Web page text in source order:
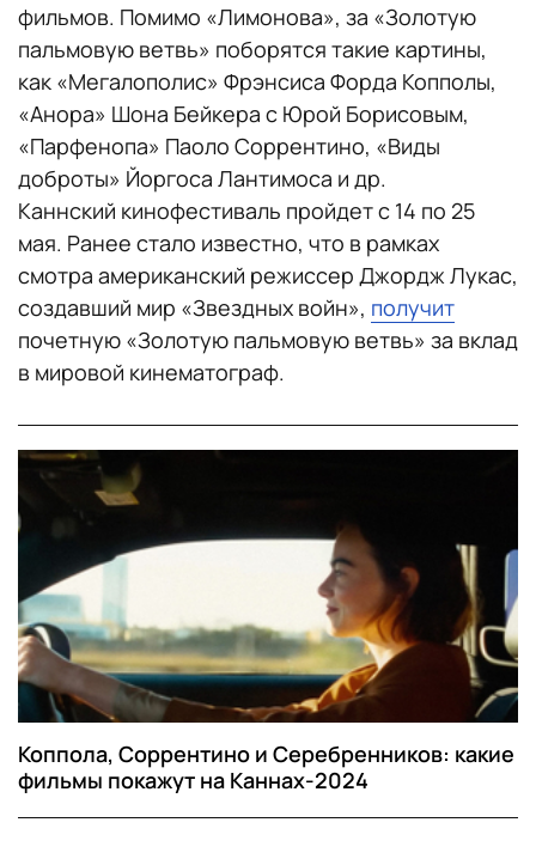
фильмов. Помимо «Лимонова», за «Золотую
пальмовую ветвь» поборятся такие картины,
как «Мегалополис» Фрэнсиса Форда Копполы,
«Анора» Шона Бейкера с Юрой Борисовым,
«Парфенопа» Паоло Соррентино, «Виды
доброты» Йоргоса Лантимоса и др.
Каннский кинофестиваль пройдет с 14 по 25
мая. Ранее стало известно, что в рамках
смотра американский режиссер Джордж Лукас,
создавший мир «Звездных войн», получит
почетную «Золотую пальмовую ветвь» за вклад
в мировой кинематограф.
Коппола, Соррентино и Серебренников: какие
фильмы покажут на Каннах-2024